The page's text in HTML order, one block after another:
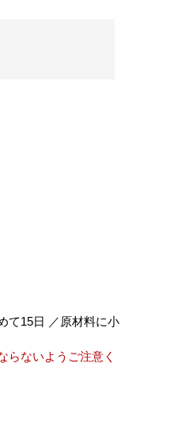
て15日 ／原材料に小
ないようご注意く